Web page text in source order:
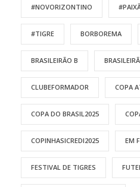
#NOVORIZONTINO
#TIGRE BORBOREMA
BRASILEIRÃO B
CLUBEFORMADOR COPA
COPA DO BRASIL2025
COPINHASICREDI2025 EM
FESTIVAL DE TIGRES